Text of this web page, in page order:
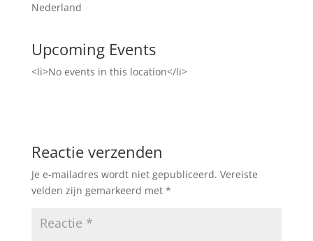
Nederland
Upcoming Events
<li>No events in this location</li>
Reactie verzenden
Je e-mailadres wordt niet gepubliceerd. Vereiste
velden zijn gemarkeerd met *